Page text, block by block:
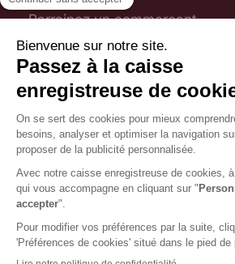
Parrainez un commerçant
Plan du site
Foire aux questions
Nous contacter
09 75 28 31 54
contact@toporder.fr
1 chemin Jean-Marie Vianney,